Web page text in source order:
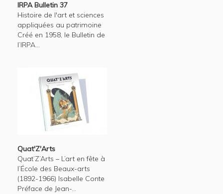
IRPA Bulletin 37
Histoire de l'art et sciences
appliquées au patrimoine
Créé en 1958, le Bulletin de
l’IRPA...
Quat'Z'Arts
Quat’Z’Arts – L’art en fête à
l’École des Beaux-arts
(1892-1966) Isabelle Conte
Préface de Jean-...